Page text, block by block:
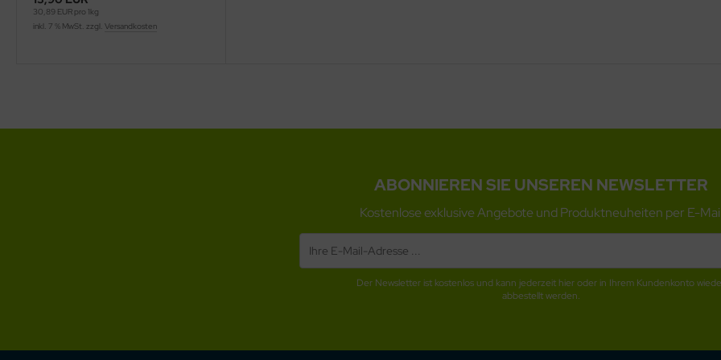
30,89 EUR pro 1kg
inkl. 7 % MwSt. zzgl. Versandkosten
ABONNIEREN SIE UNSEREN NEWSLETTER
Kostenlose exklusive Angebote und Produktneuheiten per E-
Der Newsletter ist kostenlos und kann jederzeit hier oder in Ihrem Kundenkonto
abbestellt werden.